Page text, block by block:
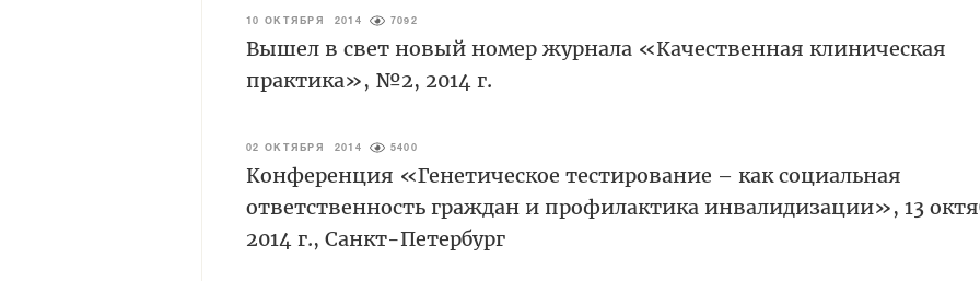
10 ОКТЯБРЯ 2014 7092
Вышел в свет новый номер журнала «Качественная клиническая
практика», №2, 2014 г.
02 ОКТЯБРЯ 2014 5400
Конференция «Генетическое тестирование – как социальная
ответственность граждан и профилактика инвалидизации», 13
2014 г., Санкт-Петербург